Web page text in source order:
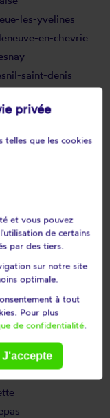
les-yvelines
en-chevrie
saint-denis
gaudran
le-roi
sous-bois
la-ville
les-hameaux
la-jolie
marly
le-roi
privée
telles que les cookies
et vous pouvez
de certains
par des tiers.
sur notre site
optimale.
à tout
Pour plus
de confidentialité.
J'accepte